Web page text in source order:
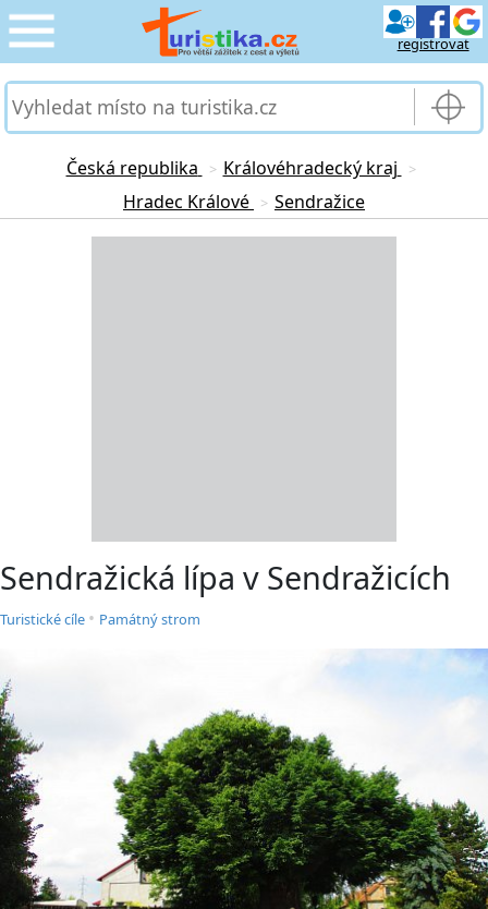
registrovat
CESTOVÁNÍ
SLUŽBY & DOPRAVA
PRO TURISTY ›
Česká republika > Královéhradecký kraj >
Hradec Králové > Sendražice
Sendražická lípa v Sendražicích
Turistické cíle • Památný strom